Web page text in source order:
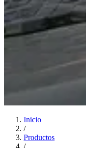
Inicio
/
Productos
/